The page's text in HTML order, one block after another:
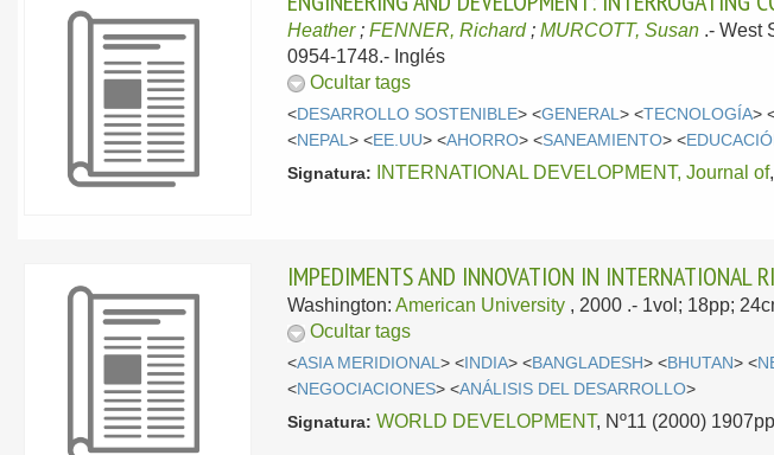
Heather;FENNER, Richard;MURCOTT, Susan .-West
0954-1748.- Inglés
Ocultar tags
<DESARROLLO SOSTENIBLE> <GENERAL> <TECNOLOGÍA>
<NEPAL> <EE.UU> <AHORRO> <SANEAMIENTO> <
Signatura: INTERNATIONAL DEVELOPMENT, Journal of
IMPEDIMENTS AND INNOVATION IN INTERNATIONAL
Washington:American University , 2000 .- 1vol; 18pp;
Ocultar tags
<ASIA MERIDIONAL> < INDIA> <BANGLADESH> <BHUTAN> <
<NEGOCIACIONES> <ANÁLISIS DEL DESARROLLO>
Signatura: WORLD DEVELOPMENT, Nº11 (2000)